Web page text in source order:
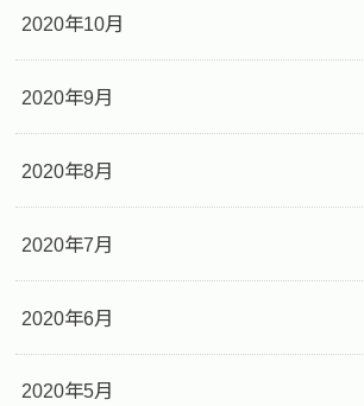
2020年10月
2020年9月
2020年8月
2020年7月
2020年6月
2020年5月